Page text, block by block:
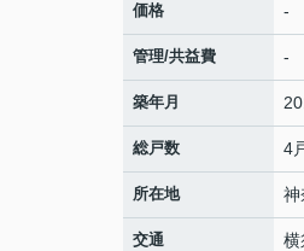
価格 -
管理/共益費 -
築年月
総戸数 4
所在地 神
交通 横